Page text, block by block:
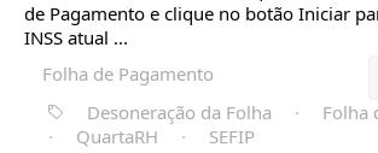
de Pagamento e clique no botão Iniciar
INSS atual ...
Folha de Pagamento
Desoneração da Folha
·
Folha
·
QuartaRH · SEFIP